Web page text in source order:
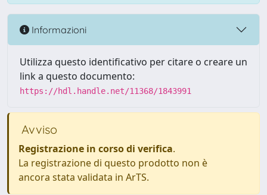
Informazioni
Utilizza questo identificativo per citare o creare un
link a questo documento:
https://hdl.handle.net/11368/1843991
Avviso
Registrazione in corso di verifica.
La registrazione di questo prodotto non è
ancora stata validata in ArTS.